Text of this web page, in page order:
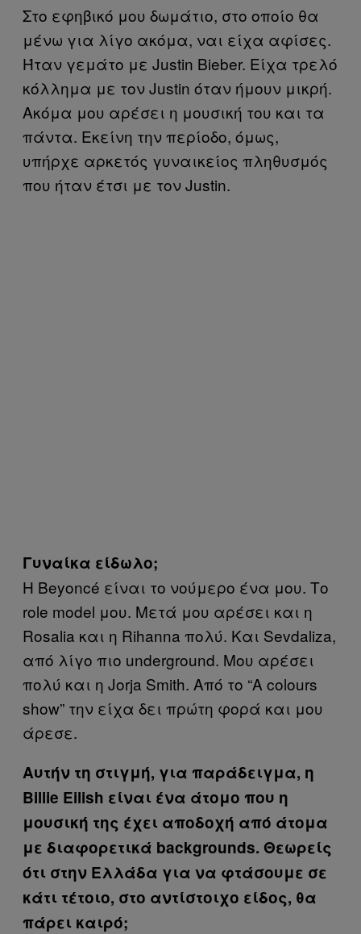
Στο εφηβικό μου δωμάτιο, στο οποίο θα
μένω για λίγο ακόμα, ναι είχα αφίσες.
Ήταν γεμάτο με Justin Bieber. Είχα τρελό
κόλλημα με τον Justin όταν ήμουν μικρή.
Ακόμα μου αρέσει η μουσική του και τα
πάντα. Εκείνη την περίοδο, όμως,
υπήρχε αρκετός γυναικείος πληθυσμός
που ήταν έτσι με τον Justin.
Γυναίκα είδωλο;
Η Beyoncé είναι το νούμερο ένα μου. Το
role model μου. Μετά μου αρέσει και η
Rosalia και η Rihanna πολύ. Και Sevdaliza,
από λίγο πιο underground. Μου αρέσει
πολύ και η Jorja Smith. Από το “A colours
show” την είχα δει πρώτη φορά και μου
άρεσε.
Aυτήν τη στιγμή, για παράδειγμα, η
Billie Eilish είναι ένα άτομο που η
μουσική της έχει αποδοχή από άτομα
με διαφορετικά backgrounds. Θεωρείς
ότι στην Ελλάδα για να φτάσουμε σε
κάτι τέτοιο, στο αντίστοιχο είδος, θα
πάρει καιρό;